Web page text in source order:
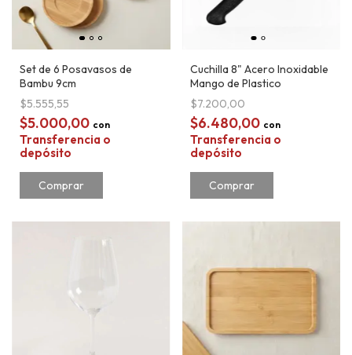
Set de 6 Posavasos de
Bambu 9cm
$5.555,55
$5.000,00 con
Transferencia o
depósito
Comprar
Cuchilla 8" Acero Inoxidable
Mango de Plastico
$7.200,00
$6.480,00 con
Transferencia o
depósito